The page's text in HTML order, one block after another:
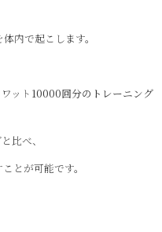
内で起こします。
ット 10000回分のトレーニング
比べ、
とが可能です。